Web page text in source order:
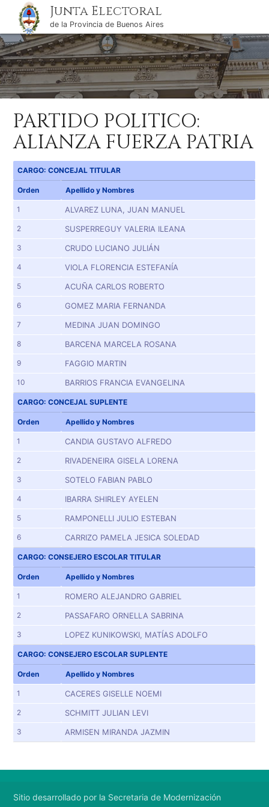
Junta Electoral
de la Provincia de Buenos Aires
PARTIDO POLITICO:
ALIANZA FUERZA PATRIA
CARGO: CONCEJAL TITULAR
Orden Apellido y Nombres
1 ALVAREZ LUNA, JUAN MANUEL
2 SUSPERREGUY VALERIA ILEANA
3 CRUDO LUCIANO JULIÁN
4 VIOLA FLORENCIA ESTEFANÍA
5 ACUÑA CARLOS ROBERTO
6 GOMEZ MARIA FERNANDA
7 MEDINA JUAN DOMINGO
8 BARCENA MARCELA ROSANA
9 FAGGIO MARTIN
10 BARRIOS FRANCIA EVANGELINA
CARGO: CONCEJAL SUPLENTE
Orden Apellido y Nombres
1 CANDIA GUSTAVO ALFREDO
2 RIVADENEIRA GISELA LORENA
3 SOTELO FABIAN PABLO
4 IBARRA SHIRLEY AYELEN
5 RAMPONELLI JULIO ESTEBAN
6 CARRIZO PAMELA JESICA SOLEDAD
CARGO: CONSEJERO ESCOLAR TITULAR
Orden Apellido y Nombres
1 ROMERO ALEJANDRO GABRIEL
2 PASSAFARO ORNELLA SABRINA
3 LOPEZ KUNIKOWSKI, MATÍAS ADOLFO
CARGO: CONSEJERO ESCOLAR SUPLENTE
Orden Apellido y Nombres
1 CACERES GISELLE NOEMI
2 SCHMITT JULIAN LEVI
3 ARMISEN MIRANDA JAZMIN
Sitio desarrollado por la Secretaria de Modernización